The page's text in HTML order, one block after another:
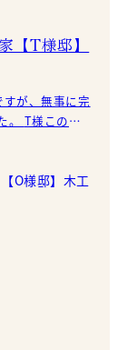
T様邸】
が、無事に完
度